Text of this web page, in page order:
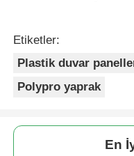
Etiketler:
Plastik duvar
Polypro yaprak
En